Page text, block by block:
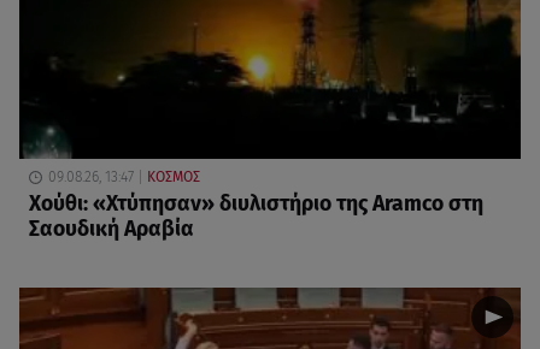
09.08.26, 13:47 ΚΟΣΜΟΣ
Χούθι: «Χτύπησαν» διυλιστήριο της Aramco στη
Σαουδική Αραβία